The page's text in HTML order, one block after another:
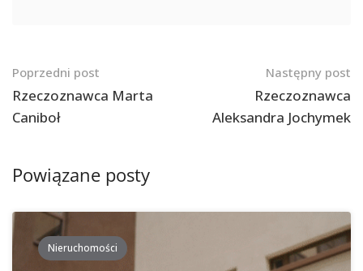
Nawigacja
po
postach
Poprzedni post
Rzeczoznawca Marta
Caniboł
Następny post
Rzeczoznawca
Aleksandra Jochymek
Powiązane posty
Nieruchomości